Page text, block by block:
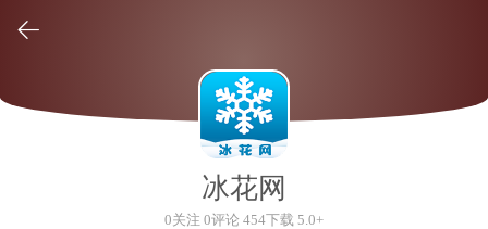

冰花网
0关注 0评论 454下载 5.0+